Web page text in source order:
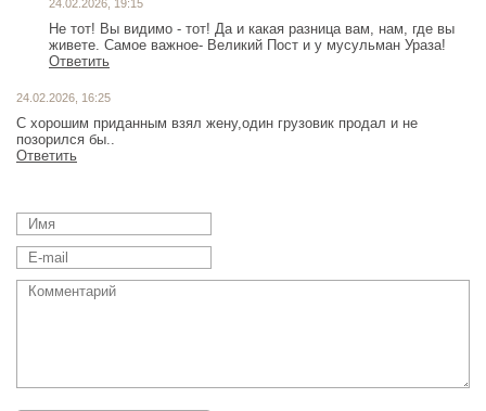
24.02.2026, 19:15
Не тот! Вы видимо - тот! Да и какая разница вам, нам, где вы
живете. Самое важное- Великий Пост и у мусульман Ураза!
Ответить
24.02.2026, 16:25
С хорошим приданным взял жену,один грузовик продал и не
позорился бы..
Ответить